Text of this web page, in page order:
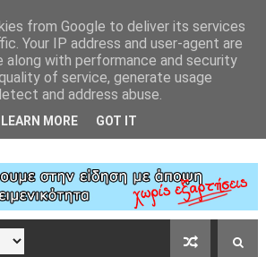
from Google to deliver its services
Your IP address and user-agent are
along with performance and security
of service, generate usage
and address abuse.
LEARN MORE GOT IT